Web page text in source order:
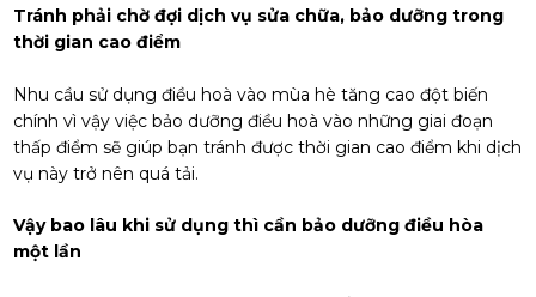
Tránh phải chờ đợi dịch vụ sửa chữa, bảo dưỡng trong
thời gian cao điểm
Nhu cầu sử dụng điều hoà vào mùa hè tăng cao đột biến
chính vì vậy việc bảo dưỡng điều hoà vào những giai đoạn
thấp điểm sẽ giúp bạn tránh được thời gian cao điểm khi dịch
vụ này trở nên quá tải.
Vậy bao lâu khi sử dụng thì cần bảo dưỡng điều hòa
một lần